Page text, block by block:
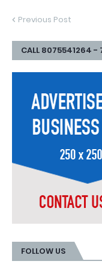
Previous Post
CALL 8075541264 -
FOLLOW US